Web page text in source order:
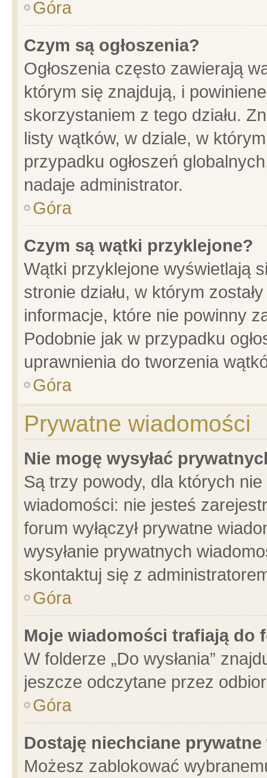
Góra
Czym są ogłoszenia?
Ogłoszenia często zawierają
którym się znajdują, i
skorzystaniem z tego działu.
listy wątków, w dziale, w
przypadku ogłoszeń
nadaje administrator.
Góra
Czym są wątki przyklejone?
Wątki przyklejone wyświetlają
stronie działu, w którym
informacje, które nie powinny
Podobnie jak w przypadku
uprawnienia do tworzenia
Góra
Prywatne wiadomości
Nie mogę wysyłać
Są trzy powody, dla których
wiadomości: nie jesteś
forum wyłączył prywatne
wysyłanie prywatnych
skontaktuj się z
Góra
Moje wiadomości trafiają do
W folderze „Do wysłania”
jeszcze odczytane przez
Góra
Dostaję niechciane
Możesz zablokować